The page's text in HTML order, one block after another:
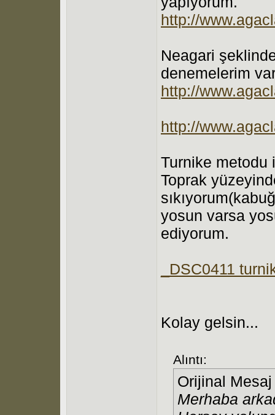
http://
Neagari
denemelerim
http://
http://
Turnike metodu
Toprak
yosun varsa
ediyorum.
_DSC0411
Kolay gelsin...
Alıntı:
Orijinal
Merhaba